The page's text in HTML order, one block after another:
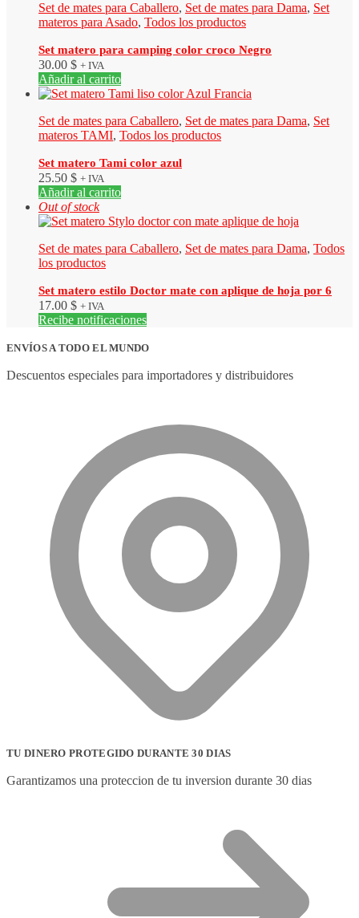
Set de mates para Caballero, Set de mates para Dama, Set
materos para Asado, Todos los productos
Set matero para camping color croco Negro
30.00 $ + IVA
Añadir al carrito
Set de mates para Caballero, Set de mates para Dama, Set
materos TAMI, Todos los productos
Set matero Tami color azul
25.50 $ + IVA
Añadir al carrito
Out of stock
Set de mates para Caballero, Set de mates para Dama, Todos
los productos
Set matero estilo Doctor mate con aplique de hoja por 6
17.00 $ + IVA
Recibe notificaciones
ENVÍOS A TODO EL MUNDO
Descuentos especiales para importadores y distribuidores
TU DINERO PROTEGIDO DURANTE 30 DIAS
Garantizamos una proteccion de tu inversion durante 30 dias